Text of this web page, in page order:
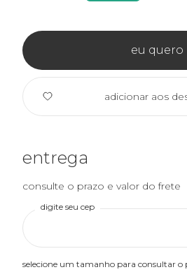
eu quero
adicionar aos
entrega
consulte o prazo e valor do frete
digite seu cep
selecione um tamanho para consultar o